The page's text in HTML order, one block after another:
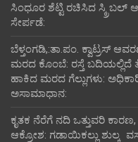
ಸಿಂಧೂರ ಶೆಟ್ಟಿ ರಚಿಸಿದ
ಸೇರ್ಪಡೆ:
ಬೆಳ್ತಂಗಡಿ,:ತಾ.ಪಂ‌. ಕ್ವಾಟ್ರಸ್
ಮರದ ಕೊಂಬೆ: ರಸ್ತೆ ಬದಿಯಲ್ಲಿದೆ
ಹಾಕಿದ ಮರದ ಗೆಲ್ಲುಗಳು:
ಅಸಾಮಾಧಾನ:
ಕೃತಕ ನೆರೆಗೆ ನದಿ ಒತ್ತುವರಿ
ಆಕ್ರೋಶ: ಗಡಾಯಿಕಲ್ಲು ಶುಲ್ಕ